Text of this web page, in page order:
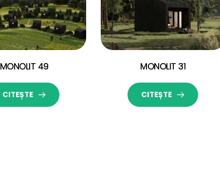
MONOLIT 49
CITEȘTE
MONOLIT 31
CITEȘTE